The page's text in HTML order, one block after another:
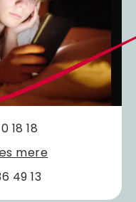
18 18
mere
49 13